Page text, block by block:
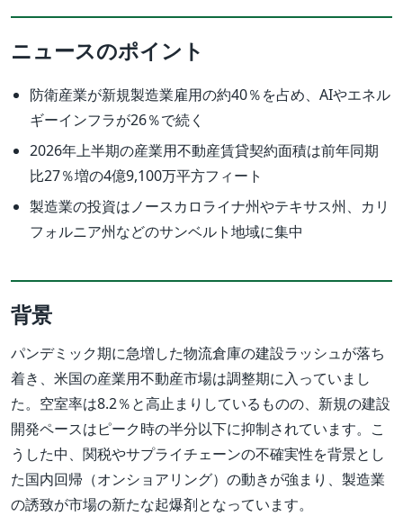
ニュースのポイント
防衛産業が新規製造業雇用の約40％を占め、AIやエネル
ギーインフラが26％で続く
2026年上半期の産業用不動産賃貸契約面積は前年同期
比27％増の4億9,100万平方フィート
製造業の投資はノースカロライナ州やテキサス州、カリ
フォルニア州などのサンベルト地域に集中
背景
パンデミック期に急増した物流倉庫の建設ラッシュが落ち
着き、米国の産業用不動産市場は調整期に入っていまし
た。空室率は8.2％と高止まりしているものの、新規の建設
開発ペースはピーク時の半分以下に抑制されています。こ
うした中、関税やサプライチェーンの不確実性を背景とし
た国内回帰（オンショアリング）の動きが強まり、製造業
の誘致が市場の新たな起爆剤となっています。